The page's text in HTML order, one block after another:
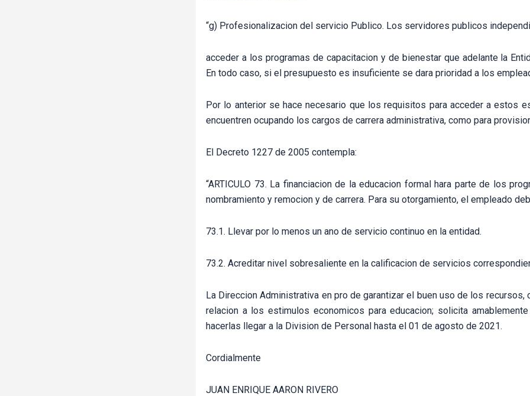
“g) Profesionalizacion del servicio Publico. Los servidores publicos
acceder a los programas de capacitacion y de bienestar que adelante la
En todo caso, si el presupuesto es insuficiente se dara prioridad a los
Por lo anterior se hace necesario que los requisitos para acceder a estos
encuentren ocupando los cargos de carrera administrativa, como para
El Decreto 1227 de 2005 contempla:
“ARTICULO 73. La financiacion de la educacion formal hara parte de los
nombramiento y remocion y de carrera. Para su otorgamiento, el empleado
73.1. Llevar por lo menos un ano de servicio continuo en la entidad.
73.2. Acreditar nivel sobresaliente en la calificacion de servicios
La Direccion Administrativa en pro de garantizar el buen uso de los
relacion a los estimulos economicos para educacion; solicita
hacerlas llegar a la Division de Personal hasta el 01 de agosto de 2021.
Cordialmente
JUAN ENRIQUE AARON RIVERO